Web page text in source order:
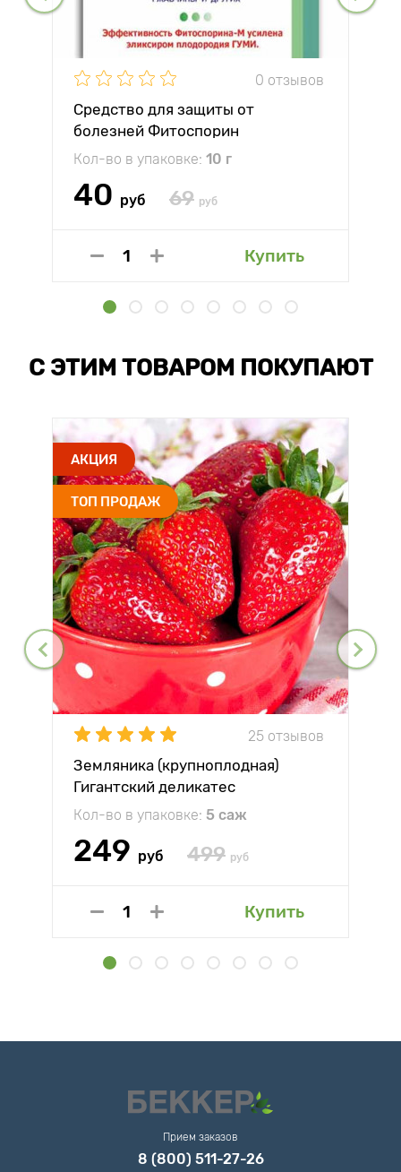
0 отзывов
Средство для защиты от
болезней Фитоспорин
Кол-во в упаковке: 10 г
40 руб 69 руб
Купить
С ЭТИМ ТОВАРОМ ПОКУПАЮТ
АКЦИЯ
ТОП ПРОДАЖ
25 отзывов
Земляника (крупноплодная)
Гигантский деликатес
Кол-во в упаковке: 5 саж
249 руб 499 руб
Купить
Прием заказов
8 (800) 511-27-26